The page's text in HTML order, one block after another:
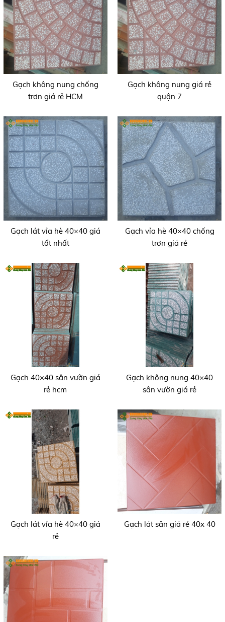
Gạch không nung chống
trơn giá rẻ HCM
Gạch không nung giá rẻ
quận 7
Gạch lát vỉa hè 40×40 giá
tốt nhất
Gạch vỉa hè 40×40 chống
trơn giá rẻ
Gạch 40×40 sân vườn giá
rẻ hcm
Gạch không nung 40×40
sân vườn giá rẻ
Gạch lát vỉa hè 40×40 giá
rẻ
Gạch lát sân giá rẻ 40x 40